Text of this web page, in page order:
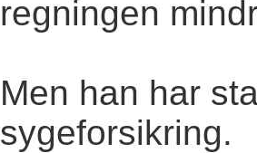
regningen
Men han har
sygeforsikring.